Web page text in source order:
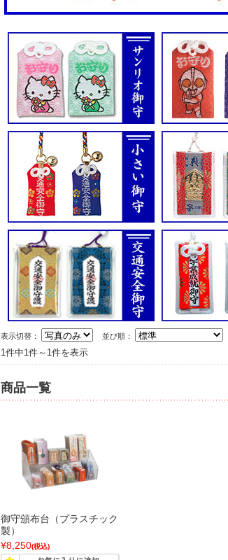
表示切替： 並び順：
1件中1件～1件を表示
商品一覧
御守頒布台（プラスチック
製）
¥8,250(税込)